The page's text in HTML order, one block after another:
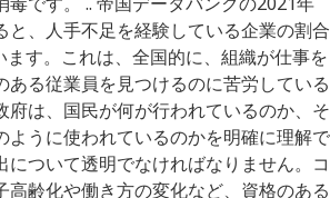
と、人手不足を経験している企業の割合
ます。これは、全国的に、組織が仕事を
ある従業員を見つけるのに苦労している
府は、国民が何が行われているのか、そ
ように使われているのかを明確に理解で
について透明でなければなりません。コ
高齢化や働き方の変化など、資格のある